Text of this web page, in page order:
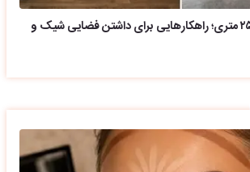
دکوراسیون پذیرایی ۲۵ متری؛ راهکارهایی برای داشتن فضایی شیک و